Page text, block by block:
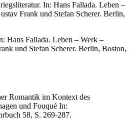
In: Hans Fallada. Leben –
Frank und Stefan Scherer. Berlin,
Hans Fallada. Leben – Werk –
und Stefan Scherer. Berlin, Boston,
Romantik im Kontext des
und Fouqué In:
58, S. 269-287.